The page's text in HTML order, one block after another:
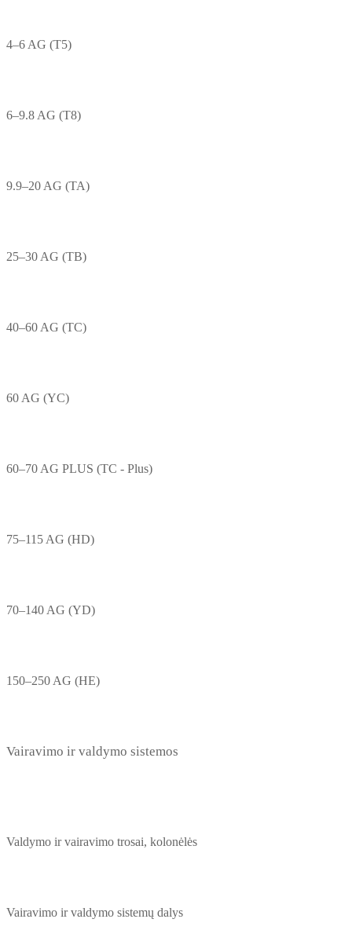
4–6 AG (T5)
6–9.8 AG (T8)
9.9–20 AG (TA)
25–30 AG (TB)
40–60 AG (TC)
60 AG (YC)
60–70 AG PLUS (TC - Plus)
75–115 AG (HD)
70–140 AG (YD)
150–250 AG (HE)
Vairavimo ir valdymo sistemos
Valdymo ir vairavimo trosai, kolonėlės
Vairavimo ir valdymo sistemų dalys